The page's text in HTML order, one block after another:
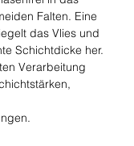
Falten. Eine
das Vlies und
Schichtdicke her.
Verarbeitung